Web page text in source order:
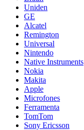
Uniden
GE
Alcatel
Remington
Universal
Nintendo
Native Instruments
Nokia
Makita
Apple
Microfones
Ferramenta
TomTom
Sony Ericsson